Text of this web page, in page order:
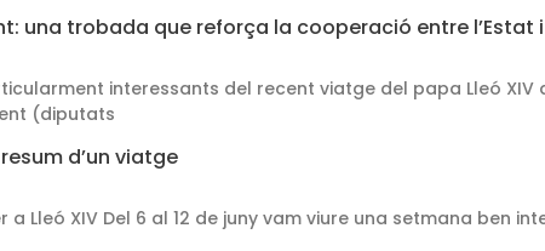
una trobada que reforça la cooperació entre l’Estat i
interessants del recent viatge del papa Lleó
(diputats
d’un viatge
a Lleó XIV Del 6 al 12 de juny vam viure una setmana ben